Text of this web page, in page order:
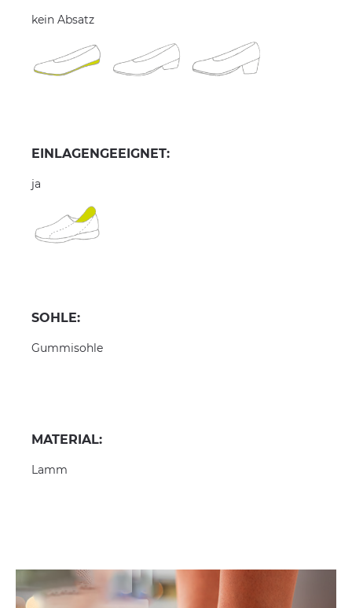
kein Absatz
EINLAGENGEEIGNET:
ja
SOHLE:
Gummisohle
MATERIAL:
Lamm